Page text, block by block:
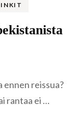
ennen reissua?
rantaa ei …